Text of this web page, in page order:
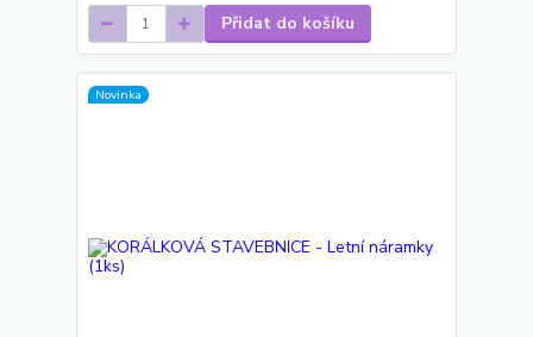
Přidat do košíku
Novinka